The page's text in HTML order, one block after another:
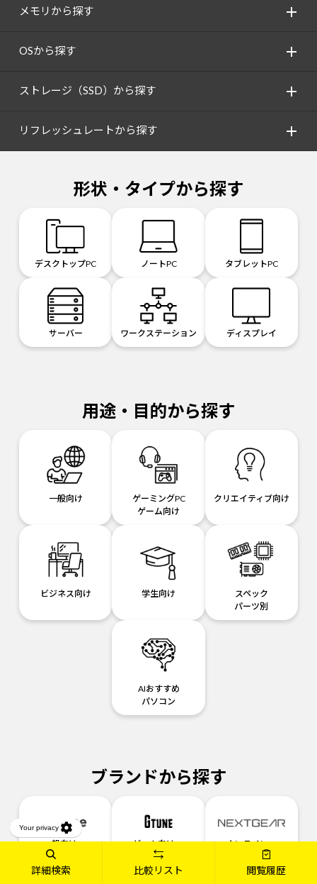
詳細検索 比較リスト 閲覧履歴
メモリから探す
OSから探す
ストレージ（SSD）から探す
リフレッシュレートから探す
形状・タイプから探す
デスクトップPC ノートPC タブレットPC
サーバー ワークステーション ディスプレイ
用途・目的から探す
一般向け
ゲーミングPC
ゲーム向け
クリエイティブ向け
ビジネス向け 学生向け
スペック
パーツ別
AIおすすめ
パソコン
ブランドから探す
一般向けPC ゲーム向けPC
オンライン・
直営店限定
ゲーム向けPC